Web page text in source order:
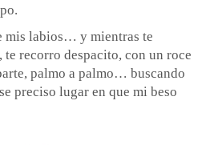
mis labios… y mientras te
recorro despacito, con un roce
palmo a palmo… buscando
preciso lugar en que mi beso